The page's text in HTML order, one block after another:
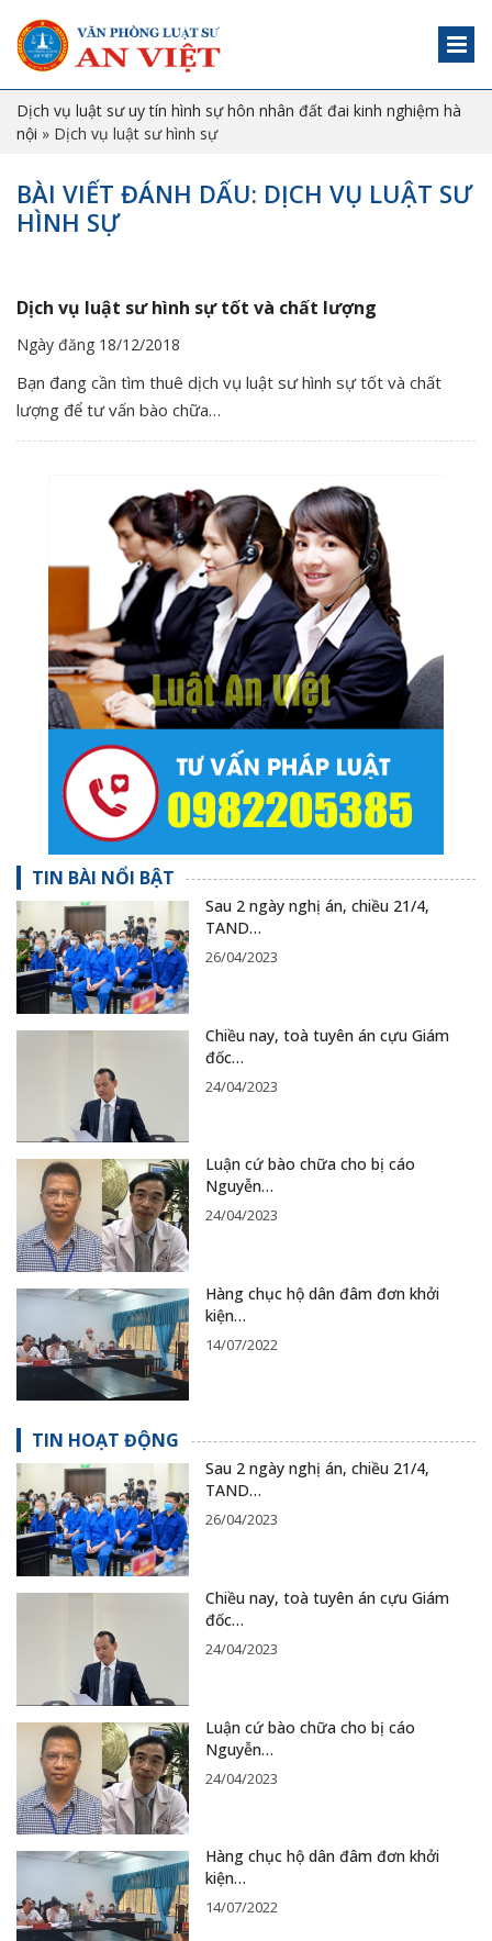
Dịch vụ luật sư uy tín hình sự hôn nhân đất đai kinh nghiệm hà
nội » Dịch vụ luật sư hình sự
BÀI VIẾT ĐÁNH DẤU: DỊCH VỤ LUẬT SƯ
HÌNH SỰ
Dịch vụ luật sư hình sự tốt và chất lượng
Ngày đăng 18/12/2018
Bạn đang cần tìm thuê dịch vụ luật sư hình sự tốt và chất
lượng để tư vấn bào chữa…
TIN BÀI NỔI BẬT
Sau 2 ngày nghị án, chiều 21/4,
TAND…
26/04/2023
Chiều nay, toà tuyên án cựu Giám
đốc…
24/04/2023
Luận cứ bào chữa cho bị cáo
Nguyễn…
24/04/2023
Hàng chục hộ dân đâm đơn khởi
kiện…
14/07/2022
TIN HOẠT ĐỘNG
Sau 2 ngày nghị án, chiều 21/4,
TAND…
26/04/2023
Chiều nay, toà tuyên án cựu Giám
đốc…
24/04/2023
Luận cứ bào chữa cho bị cáo
Nguyễn…
24/04/2023
Hàng chục hộ dân đâm đơn khởi
kiện…
14/07/2022